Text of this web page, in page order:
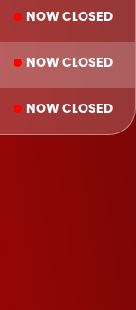
NOW CLOSED
NOW CLOSED
NOW CLOSED